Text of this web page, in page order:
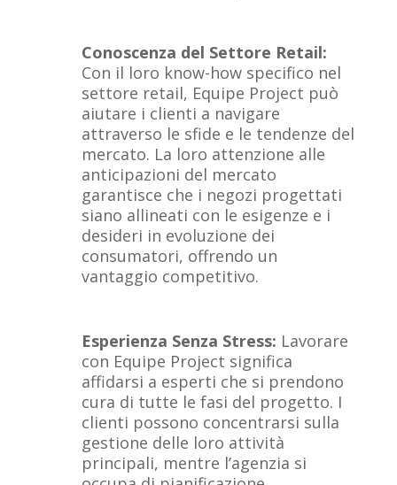
Conoscenza del Settore Retail:
Con il loro know-how specifico nel
settore retail, Equipe Project può
aiutare i clienti a navigare
attraverso le sfide e le tendenze del
mercato. La loro attenzione alle
anticipazioni del mercato
garantisce che i negozi progettati
siano allineati con le esigenze e i
desideri in evoluzione dei
consumatori, offrendo un
vantaggio competitivo.
Esperienza Senza Stress: Lavorare
con Equipe Project significa
affidarsi a esperti che si prendono
cura di tutte le fasi del progetto. I
clienti possono concentrarsi sulla
gestione delle loro attività
principali, mentre l’agenzia si